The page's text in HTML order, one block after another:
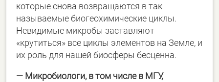
которые снова возвращаются в так
называемые биогеохимические циклы.
Невидимые микробы заставляют
«крутиться» все циклы элементов на Земле, и
их роль для нашей биосферы бесценна.
― Микробиологи, в том числе в МГУ,